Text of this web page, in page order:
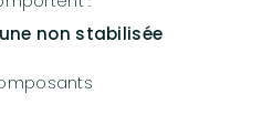
non stabilisée